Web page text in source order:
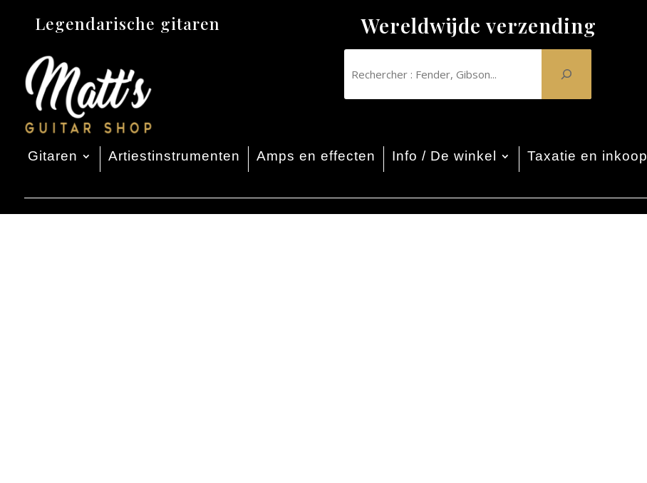
Legendarische gitaren Wereldwijde verzending
Gitaren Artiestinstrumenten Amps en effecten Info / De winkel Taxatie en inkoop